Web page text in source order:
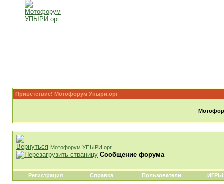
Приветствие! Мотофорум Упыри.орг
Мотофорум УПЫРИ.орг
Сообщение форума
Регистрация Справка Пользователи ИГРЫ